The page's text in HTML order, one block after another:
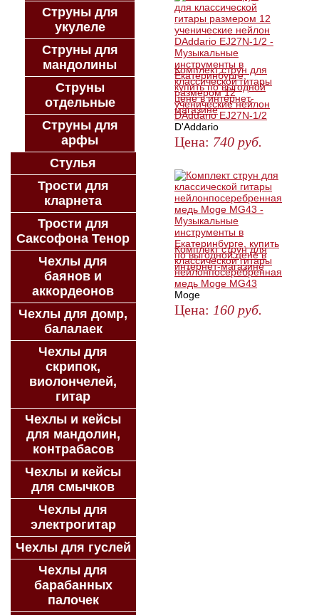
Комплект струн для
классической гитары
размером 12
ученические нейлон
DAddario EJ27N-1/2
D'Addario
Цена: 740 руб.
Комплект струн для
классической гитары
нейлонпосеребренная
медь Moge MG43
Moge
Цена: 160 руб.
Струны для
укулеле
Струны для
мандолины
Струны
отдельные
Струны для
арфы
Стулья
Трости для
кларнета
Трости для
Саксофона Тенор
Чехлы для
баянов и
аккордеонов
Чехлы для домр,
балалаек
Чехлы для
скрипок,
виолончелей,
гитар
Чехлы и кейсы
для мандолин,
контрабасов
Чехлы и кейсы
для смычков
Чехлы для
электрогитар
Чехлы для гуслей
Чехлы для
барабанных
палочек